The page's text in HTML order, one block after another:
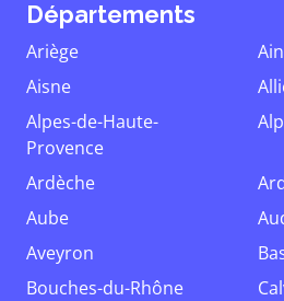
Départements
Ariège
Ain
Aisne
Alpes-de-Haute-
Provence
Ardèche
Aube
Aveyron
Bouches-du-Rhône